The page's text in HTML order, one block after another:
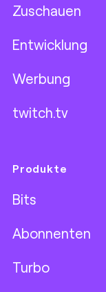
Zuschauen
Entwicklung
Werbung
twitch.tv
Produkte
Bits
Abonnenten
Turbo